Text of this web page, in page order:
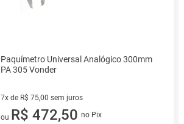
Paquímetro Universal Analógico 300mm
PA 305 Vonder
7x de R$ 75,00 sem juros
7 vez de R$ 75,00 sem juros
ou R$ 472,50 no Pix